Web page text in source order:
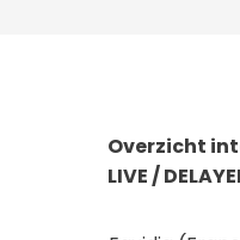
Overzicht
LIVE /